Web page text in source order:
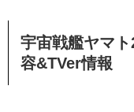
宇宙戦艦ヤマ
容&TVer情報